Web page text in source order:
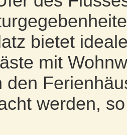
bietet
mit
den
werden,